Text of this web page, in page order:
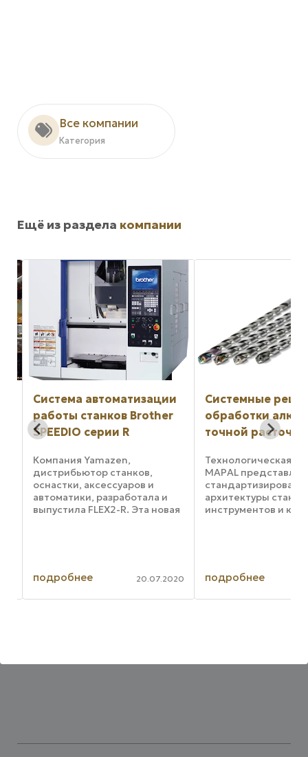
Все компании
Категория
Ещё из раздела компании
Система автоматизации
работы станков Brother
SPEEDIO серии R
Компания Yamazen,
дистрибьютор станков,
оснастки, аксессуаров и
автоматики, разработала и
выпустила FLEX2-R. Эта новая
года, однако FLEX2-R создана
...
подробнее 20.07.2020
Системные
обработки
точной расточки
Технологическая
MAPAL
архитектуры
инструментов и
инструментальных
подробнее